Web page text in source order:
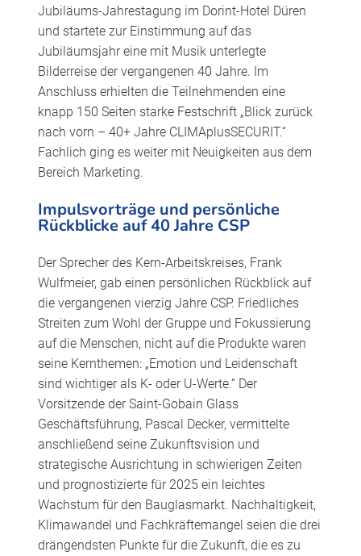
Jubiläums-Jahrestagung im Dorint-Hotel Düren
und startete zur Einstimmung auf das
Jubiläumsjahr eine mit Musik unterlegte
Bilderreise der vergangenen 40 Jahre. Im
Anschluss erhielten die Teilnehmenden eine
knapp 150 Seiten starke Festschrift „Blick zurück
nach vorn – 40+ Jahre CLIMAplusSECURIT.“
Fachlich ging es weiter mit Neuigkeiten aus dem
Bereich Marketing.
Impulsvorträge und persönliche
Rückblicke auf 40 Jahre CSP
Der Sprecher des Kern-Arbeitskreises, Frank
Wulfmeier, gab einen persönlichen Rückblick auf
die vergangenen vierzig Jahre CSP. Friedliches
Streiten zum Wohl der Gruppe und Fokussierung
auf die Menschen, nicht auf die Produkte waren
seine Kernthemen: „Emotion und Leidenschaft
sind wichtiger als K- oder U-Werte.“ Der
Vorsitzende der Saint-Gobain Glass
Geschäftsführung, Pascal Decker, vermittelte
anschließend seine Zukunftsvision und
strategische Ausrichtung in schwierigen Zeiten
und prognostizierte für 2025 ein leichtes
Wachstum für den Bauglasmarkt. Nachhaltigkeit,
Klimawandel und Fachkräftemangel seien die drei
drängendsten Punkte für die Zukunft, die es zu